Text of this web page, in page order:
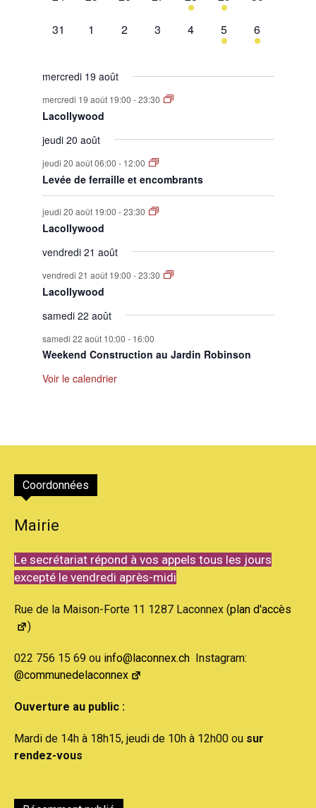
évènement,évènement,évènement,
0
31
0
1
0
2
0
3
0
évènement,
4
1
évènement,
5
1
évènement,
6
mercredi 19 août
mercredi 19 août 19:00 -23:30
Lacollywood
jeudi 20 août
jeudi 20 août 06:00 - 12:00
Levée de ferraille et encombrants
jeudi 20 août 19:00 -23:30
Lacollywood
vendredi 21 août
vendredi 21 août 19:00 -23:30
Lacollywood
samedi 22 août
samedi 22 août 10:00 - 16:00
Weekend Construction au Jardin Robinson
Voir le calendrier
Coordonnées
Mairie
Le secrétariat répond à vos appels tous les jours
excepté le vendredi après-midi
Rue de la Maison-Forte 11 1287 Laconnex (plan d'accès
)
022 756 15 69 ou info@laconnex.ch Instagram:
@communedelaconnex
Ouverture au public :
Mardi de 14h à 18h15, jeudi de 10h à 12h00 ou sur
rendez-vous